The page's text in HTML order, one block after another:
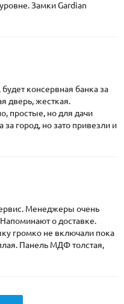
Замки Gardian
консервная банка за
дверь, жесткая.
простые, но для дачи
город, но зато привезли и
Менеджеры очень
о доставке.
громко не включали пока
Панель МДФ толстая,